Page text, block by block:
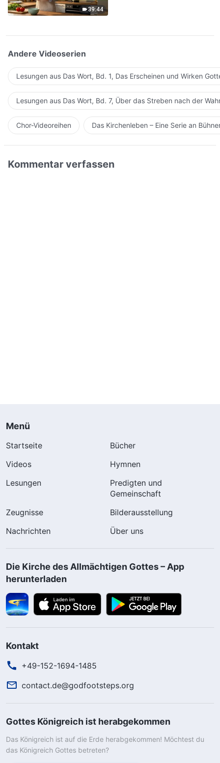
39:44
Andere Videoserien
Lesungen aus Das Wort, Bd. 1, Das Erscheinen und Wirken
Lesungen aus Das Wort, Bd. 7, Über das Streben nach der
Chor-Videoreihen Das Kirchenleben – Eine Serie an
Kommentar verfassen
Menü
Startseite
Bücher
Videos
Hymnen
Lesungen
Predigten und
Gemeinschaft
Zeugnisse
Bilderausstellung
Nachrichten
Über uns
Die Kirche des Allmächtigen Gottes – App
herunterladen
Kontakt
+49-152-1694-1485
contact.de@godfootsteps.org
Gottes Königreich ist herabgekommen
Das Königreich ist auf die Erde herabgekommen! Möchtest du
das Königreich Gottes betreten?